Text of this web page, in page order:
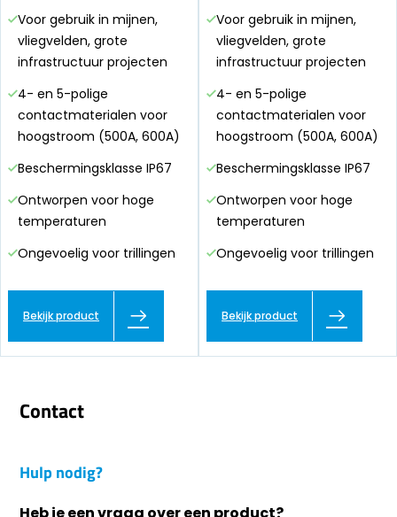
Voor gebruik in mijnen,
vliegvelden, grote
infrastructuur projecten
4- en 5-polige
contactmaterialen voor
hoogstroom (500A, 600A)
Beschermingsklasse IP67
Ontworpen voor hoge
temperaturen
Ongevoelig voor trillingen
Bekijk product
Voor gebruik in mijnen,
vliegvelden, grote
infrastructuur projecten
4- en 5-polige
contactmaterialen voor
hoogstroom (500A, 600A)
Beschermingsklasse IP67
Ontworpen voor hoge
temperaturen
Ongevoelig voor trillingen
Bekijk product
Contact
Hulp nodig?